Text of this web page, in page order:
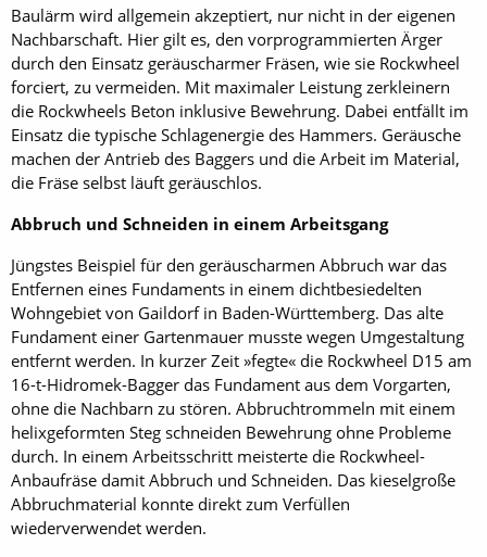
Baulärm wird allgemein akzeptiert, nur nicht in der eigenen
Nachbarschaft. Hier gilt es, den vorprogrammierten Ärger
durch den Einsatz geräuscharmer Fräsen, wie sie Rock­wheel
forciert, zu vermeiden. Mit maximaler Leistung zerkleinern
die Rock­wheels Beton inklusive Bewehrung. Dabei entfällt im
Einsatz die typische Schlagenergie des Hammers. Geräusche
machen der Antrieb des Baggers und die Arbeit im Material,
die Fräse selbst läuft geräuschlos.
Abbruch und Schneiden in einem Arbeitsgang
Jüngstes Beispiel für den geräuscharmen Abbruch war das
Entfernen eines Fundaments in einem dichtbesiedelten
Wohngebiet von Gaildorf in Baden-Württemberg. Das alte
Fundament einer Gartenmauer musste wegen Umgestaltung
entfernt werden. In kurzer Zeit »fegte« die Rock­wheel D15 am
16-t-Hidromek-Bagger das Fundament aus dem Vorgarten,
ohne die Nachbarn zu stören. Abbruchtrommeln mit einem
helixgeformten Steg schneiden Bewehrung ohne Probleme
durch. In einem Arbeitsschritt meisterte die Rock­wheel-
Anbaufräse damit Abbruch und Schneiden. Das kieselgroße
Abbruchmaterial konnte direkt zum Verfüllen
wiederverwendet werden.